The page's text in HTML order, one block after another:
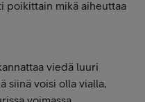
poikittain mikä aiheuttaa
viedä luuri
siinä voisi olla vialla,